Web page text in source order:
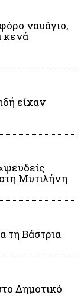
ναυάγιο,
κενά
είχαν
Μυτιλήνη
τη Βάστρια
Δημοτικό